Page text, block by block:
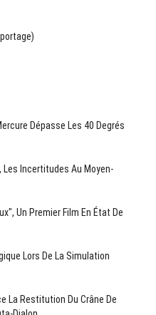
Dépasse Les 40 Degrés
Les Incertitudes Au Moyen-
Un Premier Film En État De
Lors De La Simulation
La Restitution Du Crâne De